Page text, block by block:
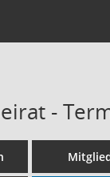
-